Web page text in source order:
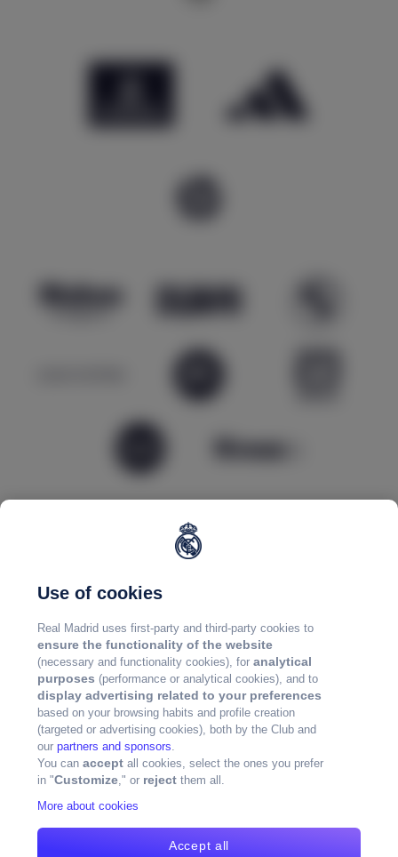
Use of cookies
Real Madrid uses first-party and third-party cookies to
ensure the functionality of the website
(necessary and functionality cookies), foranalytical
purposes (performance or analytical cookies), and to
display advertising related to your preferences
based on your browsing habits and profile creation
(targeted or advertising cookies), both by the Club and
ourpartners and sponsors.
You canaccept all cookies, select the ones you prefer
in "Customize," or reject them all.
More about cookies
Accept all